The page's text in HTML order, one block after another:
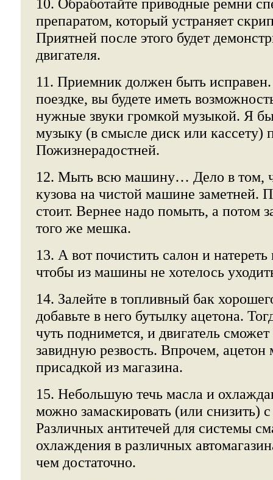
10. Обработайте приводные ремни
препаратом, который устраняет
Приятней после этого будет
двигателя.
11. Приемник должен быть
поездке, вы будете иметь
нужные звуки громкой музыкой. Я
музыку (в смысле диск или кассету)
Пожизнерадостней.
12. Мыть всю машину… Дело в том,
кузова на чистой машине заметней.
стоит. Вернее надо помыть, а потом
того же мешка.
13. А вот почистить салон и
чтобы из машины не хотелось
14. Залейте в топливный бак
добавьте в него бутылку ацетона.
чуть поднимется, и двигатель
завидную резвость. Впрочем,
присадкой из магазина.
15. Небольшую течь масла и
можно замаскировать (или снизить)
Различных антитечей для системы
охлаждения в различных
чем достаточно.